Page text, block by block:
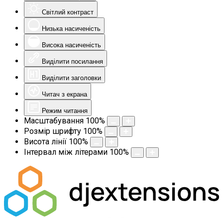
Світлий контраст
Низька насиченість
Висока насиченість
Виділити посилання
Виділити заголовки
Читач з екрана
Режим читання
Масштабування 100%
Розмір шрифту 100%
Висота лінії 100%
Інтервал між літерами 100%